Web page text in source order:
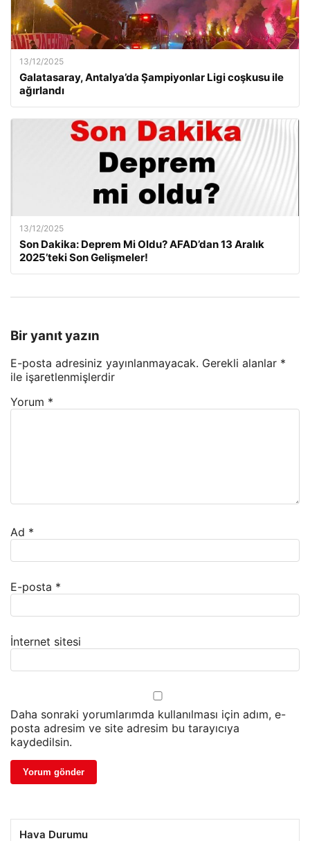
13/12/2025
Galatasaray, Antalya’da Şampiyonlar Ligi coşkusu ile
ağırlandı
13/12/2025
Son Dakika: Deprem Mi Oldu? AFAD’dan 13 Aralık
2025’teki Son Gelişmeler!
Bir yanıt yazın
E-posta adresiniz yayınlanmayacak. Gerekli alanlar *
ile işaretlenmişlerdir
Yorum *
Ad *
E-posta *
İnternet sitesi
Daha sonraki yorumlarımda kullanılması için adım, e-
posta adresim ve site adresim bu tarayıcıya
kaydedilsin.
Hava Durumu